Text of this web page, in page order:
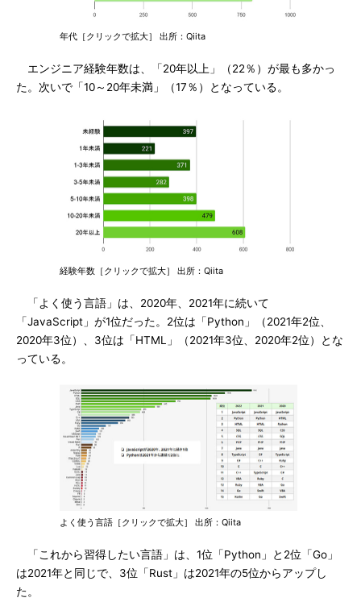
年代［クリックで拡大］ 出所：Qiita
エンジニア経験年数は、「20年以上」（22％）が最も多かっ
た。次いで「10～20年未満」（17％）となっている。
経験年数［クリックで拡大］ 出所：Qiita
「よく使う言語」は、2020年、2021年に続いて
「JavaScript」が1位だった。2位は「Python」（2021年2位、
2020年3位）、3位は「HTML」（2021年3位、2020年2位）とな
っている。
よく使う言語［クリックで拡大］ 出所：Qiita
「これから習得したい言語」は、1位「Python」と2位「Go」
は2021年と同じで、3位「Rust」は2021年の5位からアップし
た。